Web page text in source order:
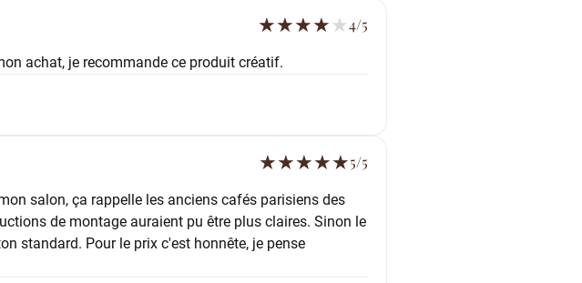
★★★★★4/5
achat, je recommande ce produit créatif.
★★★★★5/5
salon, ça rappelle les anciens cafés parisiens des
de montage auraient pu être plus claires. Sinon le
standard. Pour le prix c'est honnête, je pense